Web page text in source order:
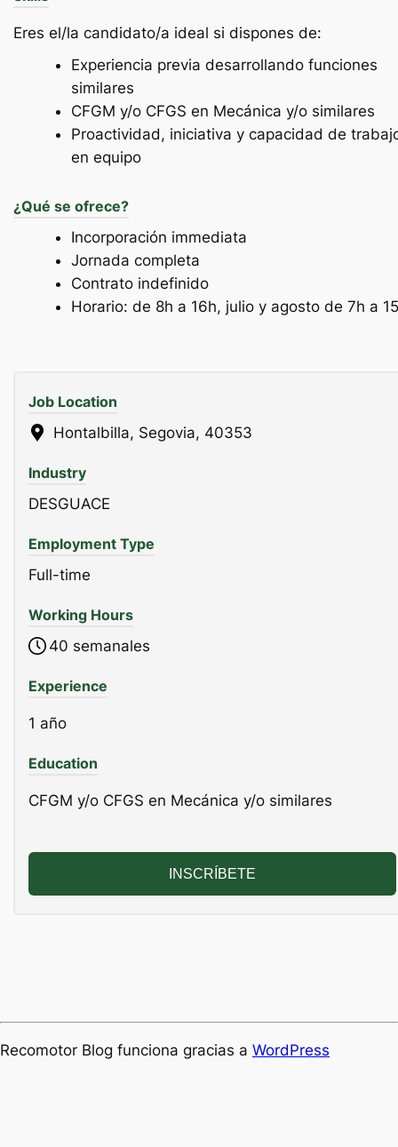
Eres el/la candidato/a ideal si dispones de:
Experiencia previa desarrollando funciones
similares
CFGM y/o CFGS en Mecánica y/o similares
Proactividad, iniciativa y capacidad de
en equipo
¿Qué se ofrece?
Incorporación immediata
Jornada completa
Contrato indefinido
Horario: de 8h a 16h, julio y agosto de 7h a
Job Location
Hontalbilla, Segovia, 40353
Industry
DESGUACE
Employment Type
Full-time
Working Hours
40 semanales
Experience
1 año
Education
CFGM y/o CFGS en Mecánica y/o similares
INSCRÍBETE
Recomotor Blog funciona gracias a WordPress